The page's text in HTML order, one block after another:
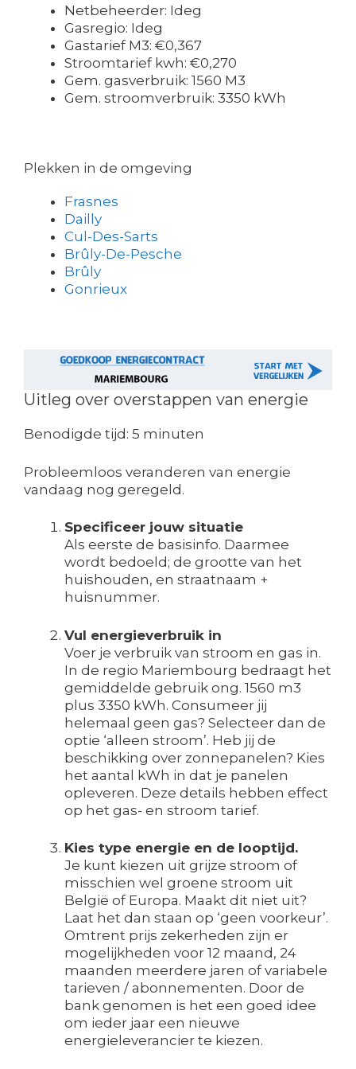
Netbeheerder: Ideg
Gasregio: Ideg
Gastarief M3: €0,367
Stroomtarief kwh: €0,270
Gem. gasverbruik: 1560 M3
Gem. stroomverbruik: 3350 kWh
Plekken in de omgeving
Frasnes
Dailly
Cul-Des-Sarts
Brûly-De-Pesche
Brûly
Gonrieux
Uitleg over overstappen van energie
Benodigde tijd: 5 minuten
Probleemloos veranderen van energie
vandaag nog geregeld.
Specificeer jouw situatie
Als eerste de basisinfo. Daarmee
wordt bedoeld; de grootte van het
huishouden, en straatnaam +
huisnummer.
Vul energieverbruik in
Voer je verbruik van stroom en gas in.
In de regio Mariembourg bedraagt het
gemiddelde gebruik ong. 1560 m3
plus 3350 kWh. Consumeer jij
helemaal geen gas? Selecteer dan de
optie ‘alleen stroom’. Heb jij de
beschikking over zonnepanelen? Kies
het aantal kWh in dat je panelen
opleveren. Deze details hebben effect
op het gas- en stroom tarief.
Kies type energie en de looptijd.
Je kunt kiezen uit grijze stroom of
misschien wel groene stroom uit
België of Europa. Maakt dit niet uit?
Laat het dan staan op ‘geen voorkeur’.
Omtrent prijs zekerheden zijn er
mogelijkheden voor 12 maand, 24
maanden meerdere jaren of variabele
tarieven / abonnementen. Door de
bank genomen is het een goed idee
om ieder jaar een nieuwe
energieleverancier te kiezen.